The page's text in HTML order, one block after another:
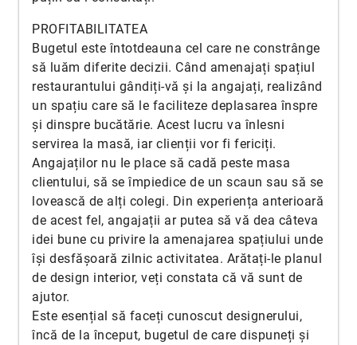
PROFITABILITATEA
Bugetul este întotdeauna cel care ne constrânge
să luăm diferite decizii. Când amenajați spațiul
restaurantului gândiți-vă și la angajați, realizând
un spațiu care să le faciliteze deplasarea înspre
și dinspre bucătărie. Acest lucru va înlesni
servirea la masă, iar clienții vor fi fericiți.
Angajaților nu Ie place să cadă peste masa
clientului, să se împiedice de un scaun sau să se
lovească de alți colegi. Din experiența anterioară
de acest fel, angajații ar putea să vă dea câteva
idei bune cu privire la amenajarea spațiului unde
își desfășoară zilnic activitatea. Arătați-le planul
de design interior, veți constata că vă sunt de
ajutor.
Este esențial să faceți cunoscut designerului,
încă de la început, bugetul de care dispuneți și